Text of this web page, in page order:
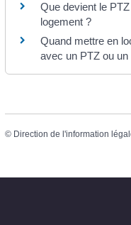
Que devient le
logement ?
Quand mettre en
avec un PTZ ou
© Direction de l'information